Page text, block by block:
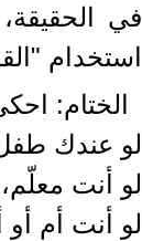
في
استخدام
الختام:
لو عندك
لو أنت
لو أنت أم